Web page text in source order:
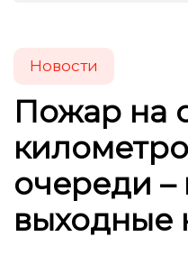
Новости
Пожар на
очереди
выходные